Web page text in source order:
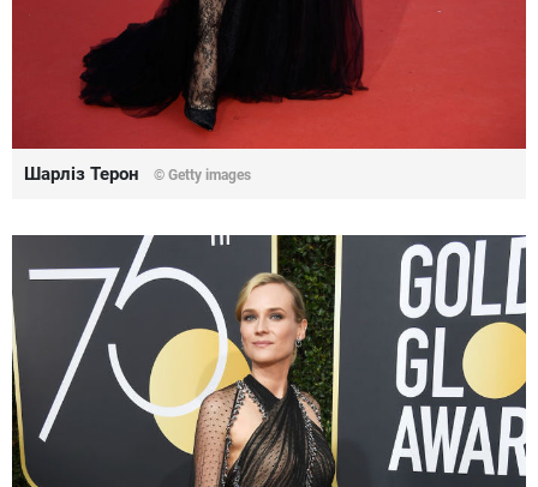
Шарліз Терон © Getty images